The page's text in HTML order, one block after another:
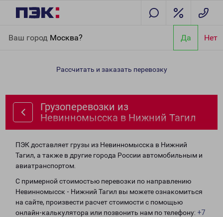
Ваш город Москва? Да Нет
Нижний Тагил
Рассчитать и заказать перевозку
Грузоперевозки из
Невинномысска в Нижний Тагил
ПЭК доставляет грузы из Невинномысска в Нижний
Тагил, а также в другие города России автомобильным и
авиатранспортом.
С примерной стоимостью перевозки по направлению
Невинномысск - Нижний Тагил вы можете ознакомиться
на сайте, произвести расчет стоимости с помощью
онлайн-калькулятора или позвонить нам по телефону: +7